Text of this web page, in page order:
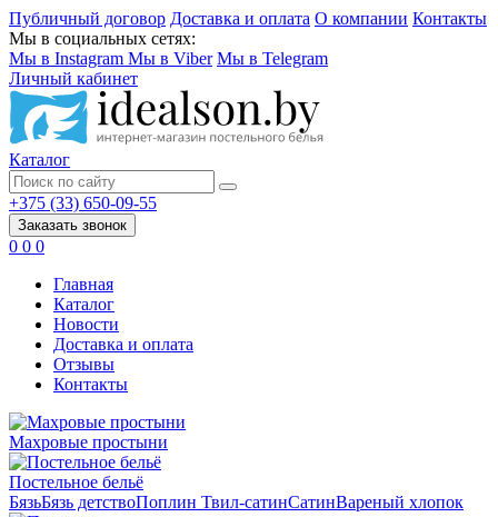
Публичный договор Доставка и оплата О компании Контакты
Мы в социальных сетях:
Мы в Instagram Мы в Viber Мы в Telegram
Личный кабинет
Каталог
+375 (33) 650-09-55
Заказать звонок
0 0 0
Главная
Каталог
Новости
Доставка и оплата
Отзывы
Контакты
Махровые простыни
Постельное бельё
БязьБязь детствоПоплин Твил-сатинСатинВареный хлопок